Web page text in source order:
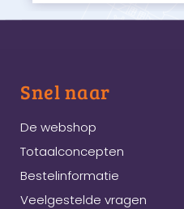
Snel naar
De webshop
Totaalconcepten
Bestelinformatie
Veelgestelde vragen